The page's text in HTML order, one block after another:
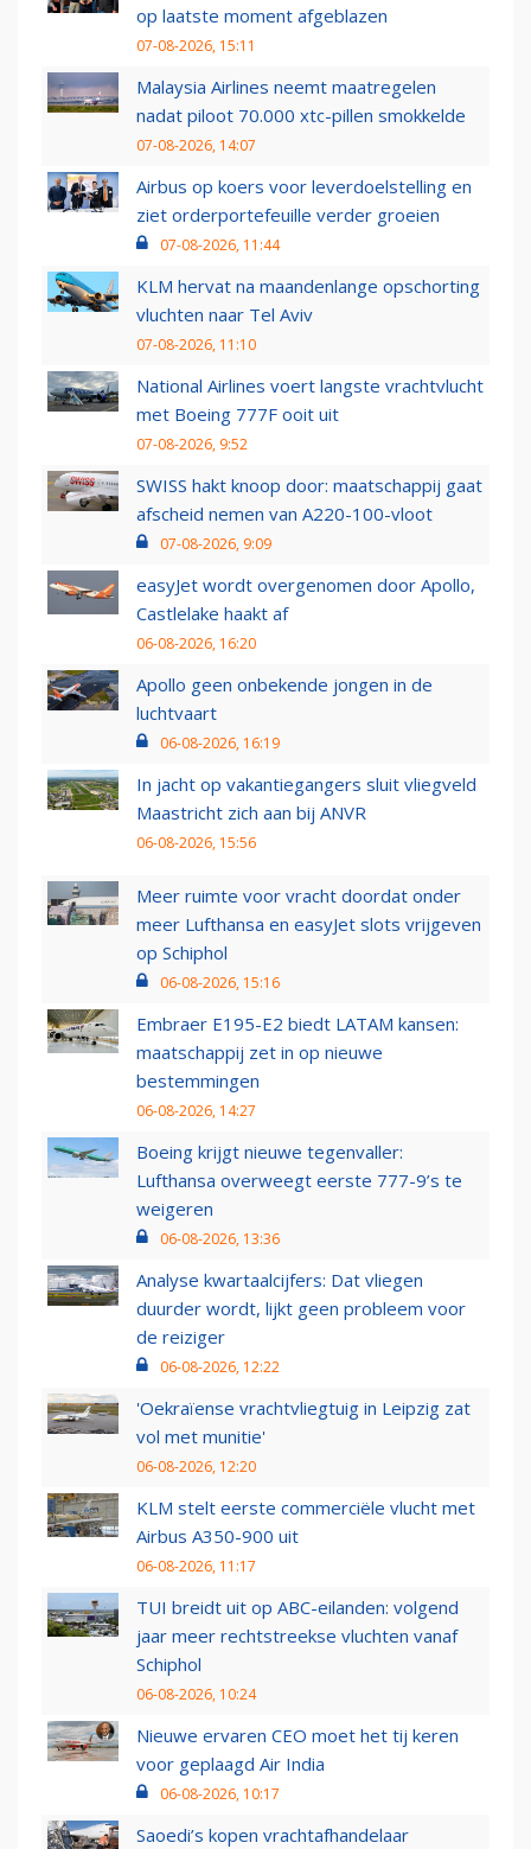
op laatste moment afgeblazen
07-08-2026, 15:11
Malaysia Airlines neemt maatregelen
nadat piloot 70.000 xtc-pillen smokkelde
07-08-2026, 14:07
Airbus op koers voor leverdoelstelling en
ziet orderportefeuille verder groeien
07-08-2026, 11:44
KLM hervat na maandenlange opschorting
vluchten naar Tel Aviv
07-08-2026, 11:10
National Airlines voert langste vrachtvlucht
met Boeing 777F ooit uit
07-08-2026, 9:52
SWISS hakt knoop door: maatschappij gaat
afscheid nemen van A220-100-vloot
07-08-2026, 9:09
easyJet wordt overgenomen door Apollo,
Castlelake haakt af
06-08-2026, 16:20
Apollo geen onbekende jongen in de
luchtvaart
06-08-2026, 16:19
In jacht op vakantiegangers sluit vliegveld
Maastricht zich aan bij ANVR
06-08-2026, 15:56
Meer ruimte voor vracht doordat onder
meer Lufthansa en easyJet slots vrijgeven
op Schiphol
06-08-2026, 15:16
Embraer E195-E2 biedt LATAM kansen:
maatschappij zet in op nieuwe
bestemmingen
06-08-2026, 14:27
Boeing krijgt nieuwe tegenvaller:
Lufthansa overweegt eerste 777-9’s te
weigeren
06-08-2026, 13:36
Analyse kwartaalcijfers: Dat vliegen
duurder wordt, lijkt geen probleem voor
de reiziger
06-08-2026, 12:22
'Oekraïense vrachtvliegtuig in Leipzig zat
vol met munitie'
06-08-2026, 12:20
KLM stelt eerste commerciële vlucht met
Airbus A350-900 uit
06-08-2026, 11:17
TUI breidt uit op ABC-eilanden: volgend
jaar meer rechtstreekse vluchten vanaf
Schiphol
06-08-2026, 10:24
Nieuwe ervaren CEO moet het tij keren
voor geplaagd Air India
06-08-2026, 10:17
Saoedi’s kopen vrachtafhandelaar